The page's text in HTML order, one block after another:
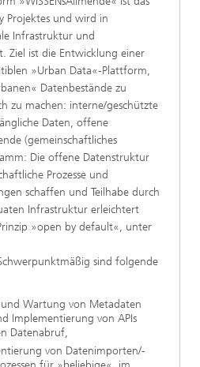
Projektes und wird in
Infrastruktur und
Ziel ist die Entwicklung einer
»Urban Data«-Plattform,
Datenbestände zu
zu machen: interne/geschützte
Daten, offene
(gemeinschaftliches
Die offene Datenstruktur
Prozesse und
schaffen und Teilhabe durch
Infrastruktur erleichtert
»open by default«, unter
sind folgende
Wartung von Metadaten
Implementierung von APIs
Datenabruf,
von Datenimporten/-